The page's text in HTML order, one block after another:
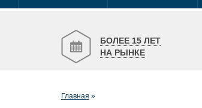
БОЛЕЕ 15 ЛЕТ
НА РЫНКЕ
Главная